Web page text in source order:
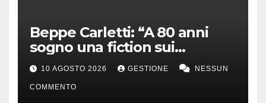
Beppe Carletti: “A 80 anni
sogno una fiction sui
Nomadi. Sanremo? Sarebbe
bello”
10 AGOSTO 2026 GESTIONE NESSUN
COMMENTO